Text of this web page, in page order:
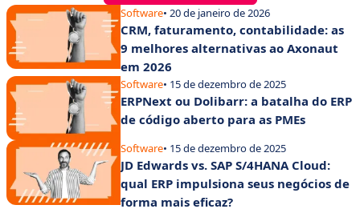
Software• 20 de janeiro de 2026
CRM, faturamento, contabilidade: as
9 melhores alternativas ao Axonaut
em 2026
Software• 15 de dezembro de 2025
ERPNext ou Dolibarr: a batalha do ERP
de código aberto para as PMEs
Software• 15 de dezembro de 2025
JD Edwards vs. SAP S/4HANA Cloud:
qual ERP impulsiona seus negócios de
forma mais eficaz?